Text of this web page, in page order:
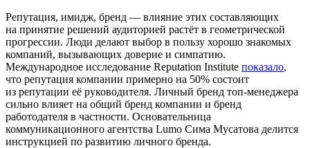
Репутация, имидж, бренд — влияние этих составляющих
на принятие решений аудиторией растёт в геометрической
прогрессии. Люди делают выбор в пользу хорошо знакомых
компаний, вызывающих доверие и симпатию.
Международное исследование Reputation Institute показало,
что репутация компании примерно на 50% состоит
из репутации её руководителя. Личный бренд топ-менеджера
сильно влияет на общий бренд компании и бренд
работодателя в частности. Основательница
коммуникационного агентства Lumo Сима Мусатова делится
инструкцией по развитию личного бренда.